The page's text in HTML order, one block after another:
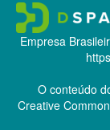
Empresa
O conteúdo
Creative